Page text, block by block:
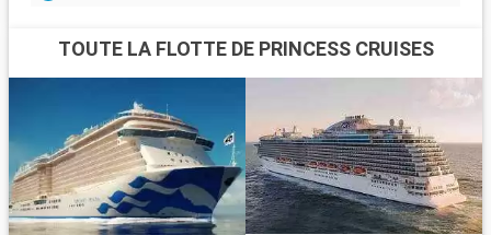
TOUTE LA FLOTTE DE PRINCESS CRUISES